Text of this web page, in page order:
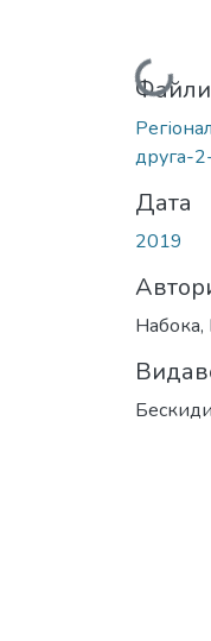
Файли
друга-
Дата
2019
Бескиди